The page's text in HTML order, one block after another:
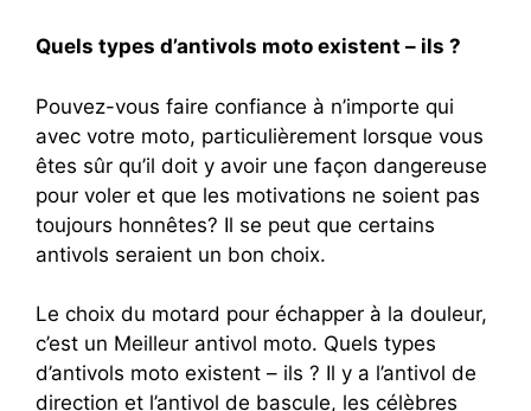
Quels types d’antivols moto existent – ils ?
Pouvez-vous faire confiance à n’importe qui
avec votre moto, particulièrement lorsque vous
êtes sûr qu’il doit y avoir une façon dangereuse
pour voler et que les motivations ne soient pas
toujours honnêtes? Il se peut que certains
antivols seraient un bon choix.
Le choix du motard pour échapper à la douleur,
c’est un Meilleur antivol moto. Quels types
d’antivols moto existent – ils ? Il y a l’antivol de
direction et l’antivol de bascule, les célèbres